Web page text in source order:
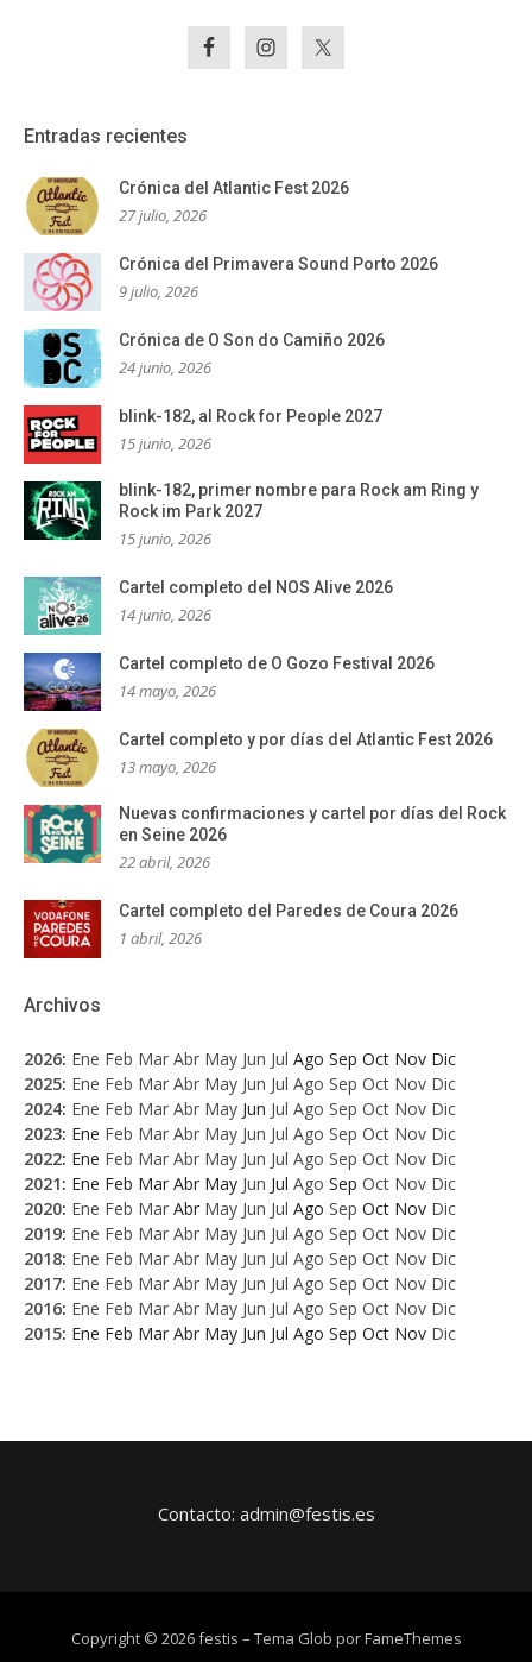
Entradas recientes
Crónica del Atlantic Fest 2026
27 julio, 2026
Crónica del Primavera Sound Porto 2026
9 julio, 2026
Crónica de O Son do Camiño 2026
24 junio, 2026
blink-182, al Rock for People 2027
15 junio, 2026
blink-182, primer nombre para Rock am Ring y
Rock im Park 2027
15 junio, 2026
Cartel completo del NOS Alive 2026
14 junio, 2026
Cartel completo de O Gozo Festival 2026
14 mayo, 2026
Cartel completo y por días del Atlantic Fest 2026
13 mayo, 2026
Nuevas confirmaciones y cartel por días del Rock
en Seine 2026
22 abril, 2026
Cartel completo del Paredes de Coura 2026
1 abril, 2026
Archivos
2026: Ene Feb Mar Abr May Jun Jul Ago Sep Oct Nov Dic
2025: Ene Feb Mar Abr May Jun Jul Ago Sep Oct Nov Dic
2024: Ene Feb Mar Abr May Jun Jul Ago Sep Oct Nov Dic
2023: Ene Feb Mar Abr May Jun Jul Ago Sep Oct Nov Dic
2022: Ene Feb Mar Abr May Jun Jul Ago Sep Oct Nov Dic
2021: Ene Feb Mar Abr May Jun Jul Ago Sep Oct Nov Dic
2020: Ene Feb Mar Abr May Jun Jul Ago Sep Oct Nov Dic
2019: Ene Feb Mar Abr May Jun Jul Ago Sep Oct Nov Dic
2018: Ene Feb Mar Abr May Jun Jul Ago Sep Oct Nov Dic
2017: Ene Feb Mar Abr May Jun Jul Ago Sep Oct Nov Dic
2016: Ene Feb Mar Abr May Jun Jul Ago Sep Oct Nov Dic
2015: Ene Feb Mar Abr May Jun Jul Ago Sep Oct Nov Dic
Contacto: admin@festis.es
Copyright © 2026 festis – Tema Glob porFameThemes